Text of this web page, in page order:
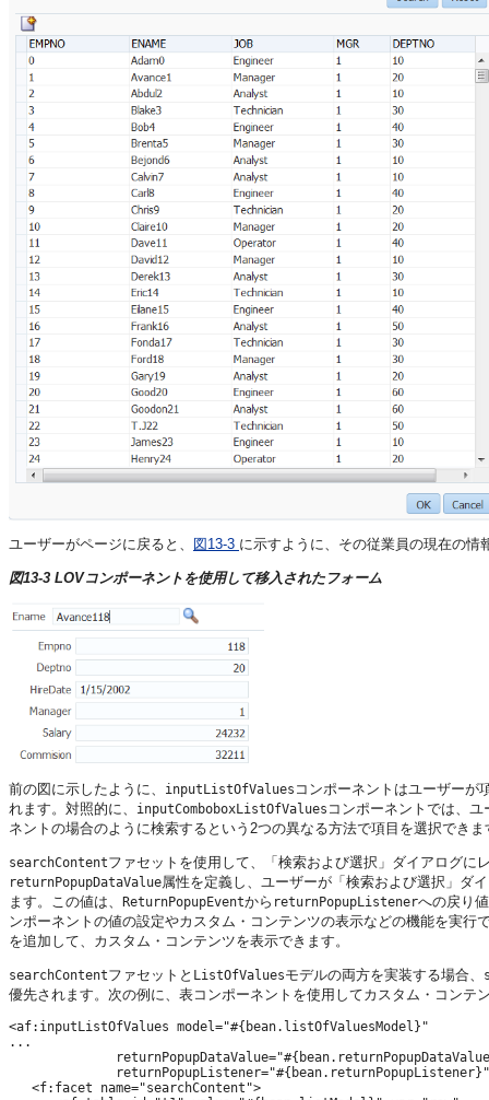
ユーザーがページに戻ると、 図13-3 に示すように、その従業員の現在の
図13-3 LOVコンポーネントを使用して移入されたフォーム
前の図に示したように、 inputListOfValues コンポーネントはユーザーが
れます。対照的に、
inputComboboxListOfValues コンポーネントでは、
ネントの場合のように検索するという2つの異なる方法で項目を選択できま
searchContentファセットを使用して、「検索および選択」ダイアログに
returnPopupDataValue属性を定義し、ユーザーが「検索および選択」ダ
ます。この値は、 ReturnPopupEventから returnPopupListenerへの戻り
ンポーネントの値の設定やカスタム・コンテンツの表示などの機能を実行
を追加して、カスタム・コンテンツを表示できます。
searchContentファセットと ListOfValuesモデルの両方を実装する場合、
優先されます。次の例に、表コンポーネントを使用してカスタム・コンテ
<af:inputListOfValues model="#{bean.listOfValuesModel}"
...
   <f:facet name="searchContent">